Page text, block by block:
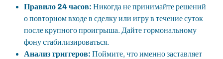
Правило 24 часов: Никогда не принимайте решений
о повторном входе в сделку или игру в течение суток
после крупного проигрыша. Дайте гормональному
фону стабилизироваться.
Анализ триггеров: Поймите, что именно заставляет